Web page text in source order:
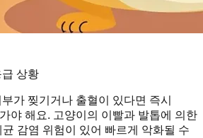
상황
가 찢기거나 출혈이 있다면 즉시
야 해요. 고양이의 이빨과 발톱에 의한
감염 위험이 있어 빠르게 악화될 수